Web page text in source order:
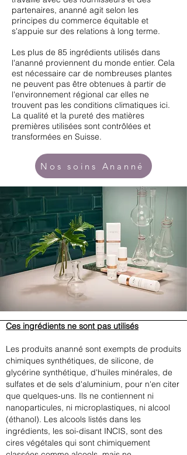
partenaires, ananné agit selon les
principes du commerce équitable et
s'appuie sur des relations à long terme.
Les plus de 85 ingrédients utilisés dans
l'ananné proviennent du monde entier. Cela
est nécessaire car de nombreuses plantes
ne peuvent pas être obtenues à partir de
l'environnement régional car elles ne
trouvent pas les conditions climatiques ici.
La qualité et la pureté des matières
premières utilisées sont contrôlées et
transformées en Suisse.
Nos soins Ananné
Ces ingrédients ne sont pas utilisés
Les produits ananné sont exempts de produits
chimiques synthétiques, de silicone, de
glycérine synthétique, d'huiles minérales, de
sulfates et de sels d'aluminium, pour n'en citer
que quelques-uns. Ils ne contiennent ni
nanoparticules, ni microplastiques, ni alcool
(éthanol). Les alcools listés dans les
ingrédients, les soi-disant INCIS, sont des
cires végétales qui sont chimiquement